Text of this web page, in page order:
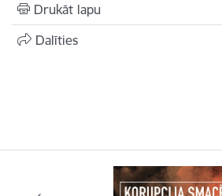
Drukāt lapu
Dalīties